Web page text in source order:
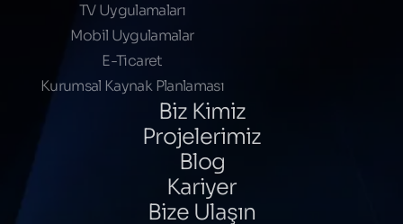
TV Uygulamaları
Mobil Uygulamalar
E-Ticaret
Kurumsal Kaynak Planlaması
Biz Kimiz
Projelerimiz
Blog
Kariyer
Bize Ulaşın